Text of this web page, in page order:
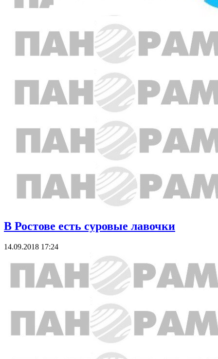
В Ростове есть суровые лавочки
14.09.2018 17:24